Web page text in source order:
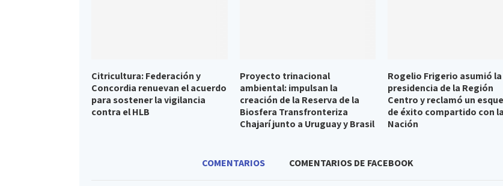
Citricultura: Federación y
Concordia renuevan el acuerdo
para sostener la vigilancia
contra el HLB
Proyecto trinacional
ambiental: impulsan la
creación de la Reserva de la
Biosfera Transfronteriza
Chajarí junto a Uruguay y Brasil
Rogelio Frigerio asumió la
presidencia de la Región
Centro y reclamó un
de éxito compartido con la
Nación
COMENTARIOS COMENTARIOS DE FACEBOOK